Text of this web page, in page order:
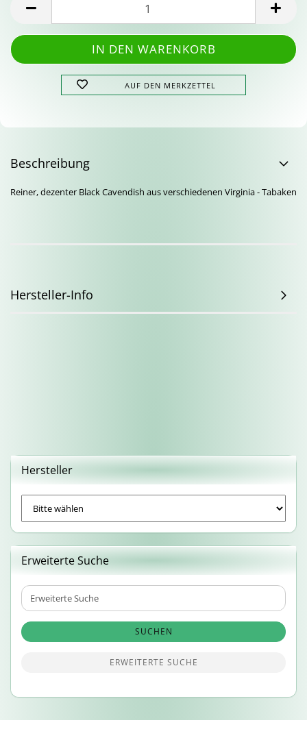
AUF DEN MERKZETTEL
Beschreibung
Reiner, dezenter Black Cavendish aus verschiedenen Virginia - Tabaken
Hersteller-Info
Hersteller
Erweiterte Suche
Erweiterte
Suche
SUCHEN
ERWEITERTE SUCHE